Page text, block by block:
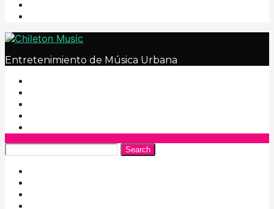
Entretenimiento de Música Urbana
Search